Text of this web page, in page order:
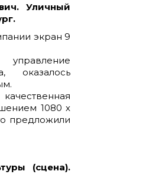
Уличный
экран 9
оказалось
1080 х
предложили
(сцена).